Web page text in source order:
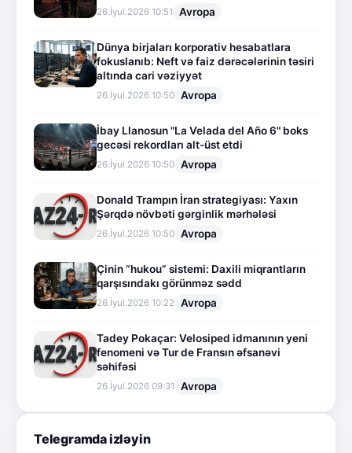
26.İyul.2026 10:51 Avropa
Dünya birjaları korporativ hesabatlara
fokuslanıb: Neft və faiz dərəcələrinin təsiri
altında cari vəziyyət
26.İyul.2026 10:50 Avropa
İbay Llanosun "La Velada del Año 6" boks
gecəsi rekordları alt-üst etdi
26.İyul.2026 10:50 Avropa
Donald Trampın İran strategiyası: Yaxın
Şərqdə növbəti gərginlik mərhələsi
26.İyul.2026 10:50 Avropa
Çinin “hukou” sistemi: Daxili miqrantların
qarşısındakı görünməz sədd
26.İyul.2026 10:22 Avropa
Tadey Pokaçar: Velosiped idmanının yeni
fenomeni və Tur de Fransın əfsanəvi
səhifəsi
26.İyul.2026 09:31 Avropa
Telegramda izləyin